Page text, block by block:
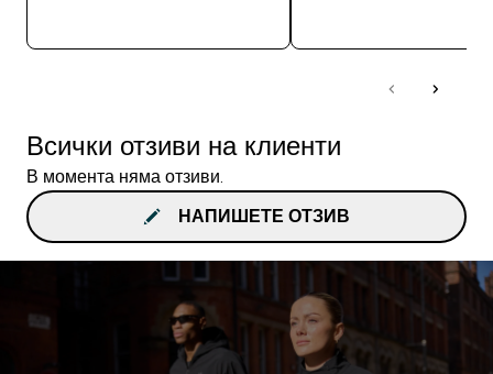
Всички отзиви на клиенти
В момента няма отзиви.
НАПИШЕТЕ ОТЗИВ